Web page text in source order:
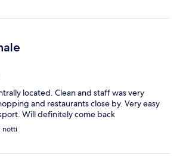
located. Clean and staff was very
and restaurants close by. Very easy
Will definitely come back
notti